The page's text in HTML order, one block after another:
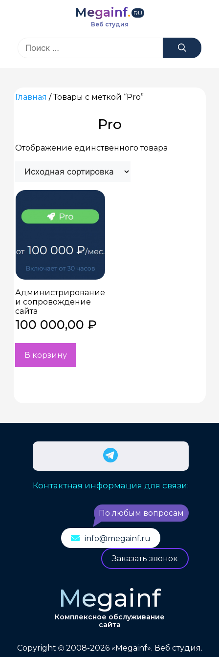
Megainf. RU
Веб студия
Главная / Товары с меткой “Pro”
Pro
Отображение единственного товара
Администрирование
и сопровождение
сайта
100 000,00₽
В корзину
Контактная информация для связи:
По любым вопросам
info@megainf.ru
Заказать звонок
Megainf
Комплексное обслуживание
сайта
Copyright ©2008-2026 «Megainf». Веб студия.